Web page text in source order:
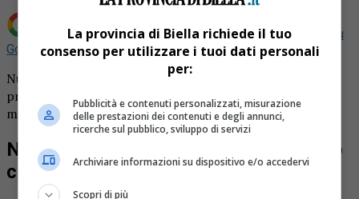
Aggiungi La Provincia di Biella come Fonte preferita su
Google
Nuvole al mattino e alla sera, in mezzo c’è il sole. Le
previsioni del meteo per la giornata di oggi, giovedì 27
marzo, su Biella e tutta la nostra provincia.
Nuvole al mattino e alla sera, in mezzo
c’è il sole
La provincia di Biella richiede il tuo
consenso per utilizzare i tuoi dati personali
per:
Pubblicità e contenuti personalizzati, misurazione
delle prestazioni dei contenuti e degli annunci,
ricerche sul pubblico, sviluppo di servizi
Archiviare informazioni su dispositivo e/o accedervi
Scopri di più